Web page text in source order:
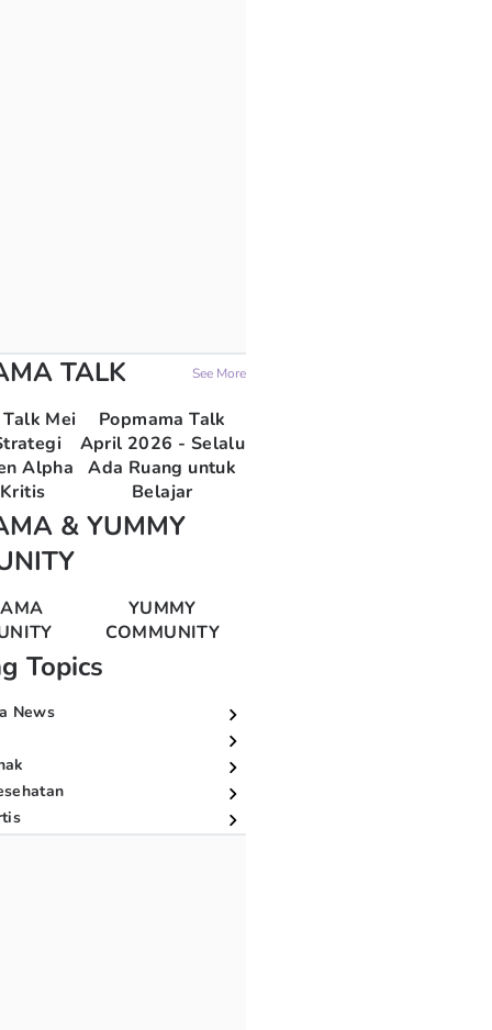
TALK See More
Mei
Alpha
Popmama Talk
April 2026 - Selalu
Ada Ruang untuk
Belajar
& YUMMY
YUMMY
COMMUNITY
Topics
News